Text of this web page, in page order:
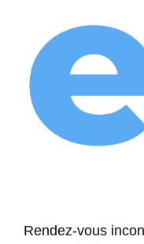
Rendez-vous